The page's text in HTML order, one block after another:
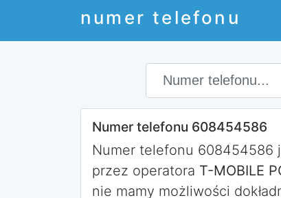
numer telefonu
Numer telefonu 608454586
Numer telefonu 608454586
przez operatora T-MOBILE
nie mamy możliwości